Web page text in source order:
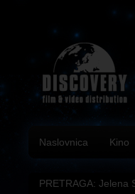
Naslovnica Kino
PRETRAGA: Jelena